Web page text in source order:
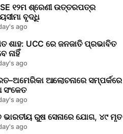
୧୨ମ ଶ୍ରେଣୀ ଉତ୍ତରପତ୍ର
ବୃଦ୍ଧି
ago
ଶାହ: UCC ରେ ଜନଜାତି ପ୍ରଭାବିତ
ନାହିଁ
ago
ଆଲୋଚନାରେ ସମ୍ପର୍କରେ
ago
ଭାରତୀୟ ରୁଷ ସେନାରେ ଯୋଗ, ୪୯ ମୃତ
ago